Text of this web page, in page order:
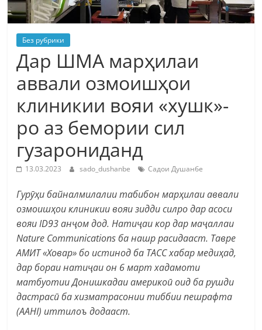
Без рубрики
Дар ШМА марҳилаи
аввали озмоишҳои
клиникии вояи «хушк»-
ро аз бемории сил
гузарониданд
13.03.2023 sado_dushanbe Садои Душанбе
Гурӯҳи байналмилалии табибон марҳилаи аввали
озмоишҳои клиникии вояи зидди силро дар асоси
вояи ID93 анҷом дод. Натиҷаи кор дар маҷаллаи
Nature Communications ба нашр расидааст. Тавре
АМИТ «Ховар» бо истинод ба ТАСС хабар медиҳад,
дар бораи натиҷаи он 6 март хадамоти
матбуотии Донишкадаи америкоӣ оид ба рушди
дастрасӣ ба хизматрасонии тиббии пешрафта
(AAHI) иттилоъ додааст.